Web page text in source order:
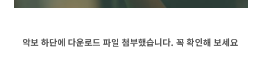
악보 하단에 다운로드 파일 첨부했습니다. 꼭 확인해 보세요